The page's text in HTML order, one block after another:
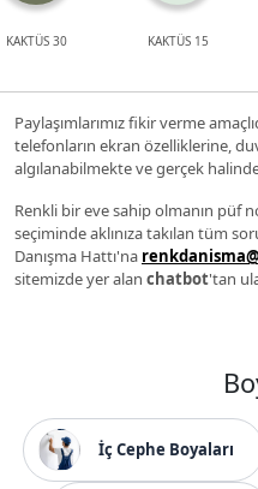
KAKTÜS 30 KAKTÜS 15
Paylaşımlarımız fikir verme
telefonların ekran özelliklerine,
algılanabilmekte ve gerçek
Renkli bir eve sahip olmanın püf
seçiminde aklınıza takılan tüm
Danışma Hattı'na
sitemizde yer alan chatbot'tan
İç Cephe Boyaları